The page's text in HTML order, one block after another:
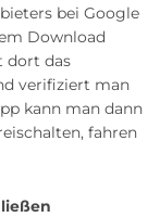
bei Google
Download
dort das
verifiziert man
kann man dann
fahren